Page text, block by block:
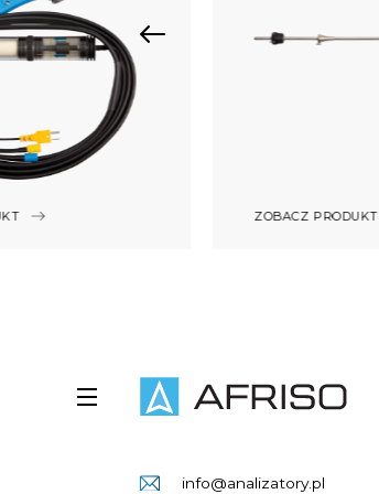
ZOBACZ PRODUKT
info@analizatory.pl